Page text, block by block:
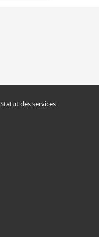
Statut des services